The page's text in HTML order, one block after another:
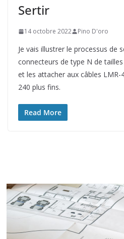
Sertir
14 octobre 2022 Pino D'oro
Je vais illustrer le processus de
connecteurs de type N de
et les attacher aux câbles LMR-
240 plus fins.
Read More